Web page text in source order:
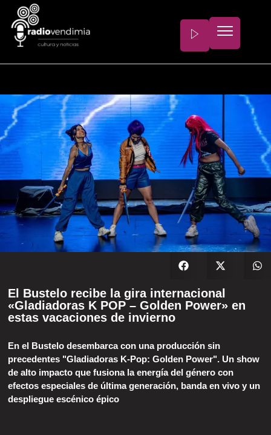
El Bustelo recibe la gira internacional
«Gladiadoras K POP – Golden Power» en
estas vacaciones de invierno
En el Bustelo desembarca con una producción sin
precedentes "Gladiadoras K-Pop: Golden Power". Un show
de alto impacto que fusiona la energía del género con
efectos especiales de última generación, banda en vivo y un
despliegue escénico épico